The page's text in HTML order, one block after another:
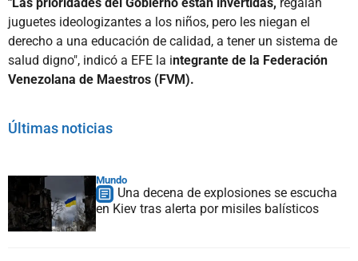
juguetes ideologizantes a los niños, pero les niegan el
derecho a una educación de calidad, a tener un sistema de
salud digno", indicó a EFE la integrante de la Federación
Venezolana de Maestros (FVM).
Últimas noticias
Mundo
Una decena de explosiones se escucha
en Kiev tras alerta por misiles balísticos